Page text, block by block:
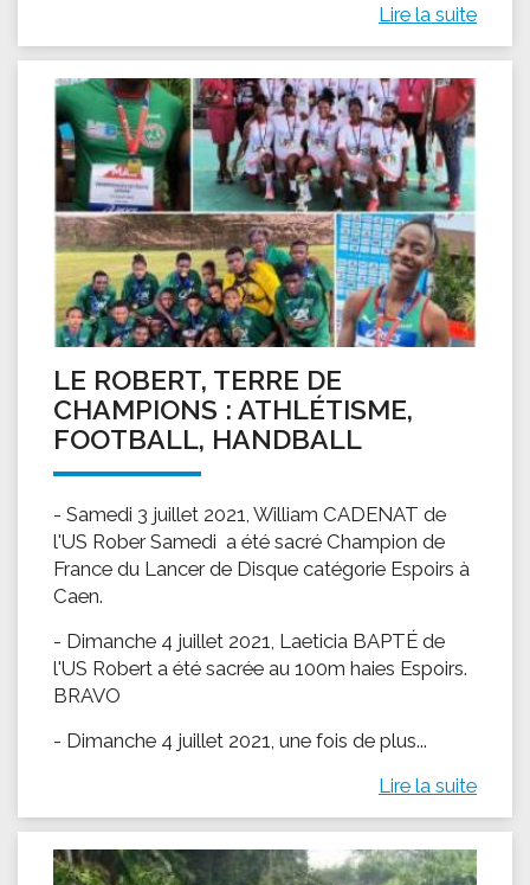
Lire la suite
LE ROBERT, TERRE DE
CHAMPIONS : ATHLÉTISME,
FOOTBALL, HANDBALL
- Samedi 3 juillet 2021, William CADENAT de
l'US Rober Samedi a été sacré Champion de
France du Lancer de Disque catégorie Espoirs à
Caen.
- Dimanche 4 juillet 2021, Laeticia BAPTÉ de
l'US Robert a été sacrée au 100m haies Espoirs.
BRAVO
- Dimanche 4 juillet 2021, une fois de plus...
Lire la suite